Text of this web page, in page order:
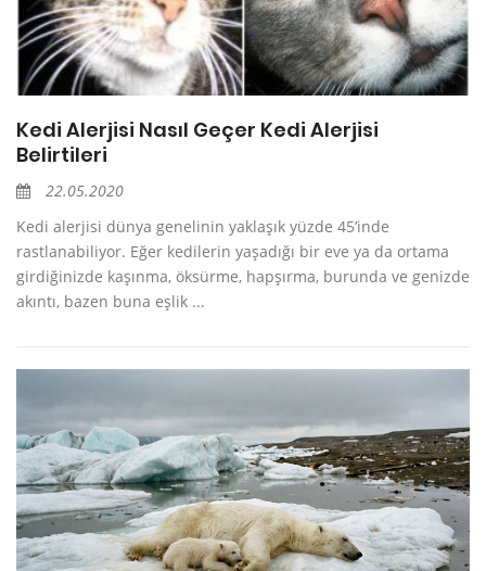
Kedi Alerjisi Nasıl Geçer Kedi Alerjisi
Belirtileri
22.05.2020
Kedi alerjisi dünya genelinin yaklaşık yüzde 45’inde
rastlanabiliyor. Eğer kedilerin yaşadığı bir eve ya da ortama
girdiğinizde kaşınma, öksürme, hapşırma, burunda ve genizde
akıntı, bazen buna eşlik ...